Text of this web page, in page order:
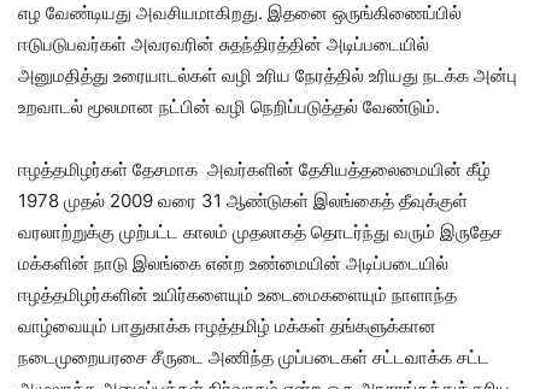
எழ வேண்டியது அவசியமாகிறது. இதனை ஒருங்கிணைப்பில்
ஈடுபடுபவர்கள் அவரவரின் சுதந்திரத்தின் அடிப்படையில்
அனுமதித்து உரையாடல்கள் வழி உரிய நேரத்தில் உரியது நடக்க அன்பு
உறவாடல் மூலமான நட்பின் வழி நெறிப்படுத்தல் வேண்டும்.
ஈழத்தமிழர்கள் தேசமாக அவர்களின் தேசியத்தலைமையின் கீழ்
1978 முதல் 2009 வரை 31 ஆண்டுகள் இலங்கைத் தீவுக்குள்
வரலாற்றுக்கு முற்பட்ட காலம் முதலாகத் தொடர்ந்து வரும் இருதேச
மக்களின் நாடு இலங்கை என்ற உண்மையின் அடிப்படையில்
ஈழத்தமிழர்களின் உயிர்களையும் உடைமைகளையும் நாளாந்த
வாழ்வையும் பாதுகாக்க ஈழத்தமிழ் மக்கள் தங்களுக்கான
நடைமுறையரசை சீருடை அணிந்த முப்படைகள் சட்டவாக்க சட்ட